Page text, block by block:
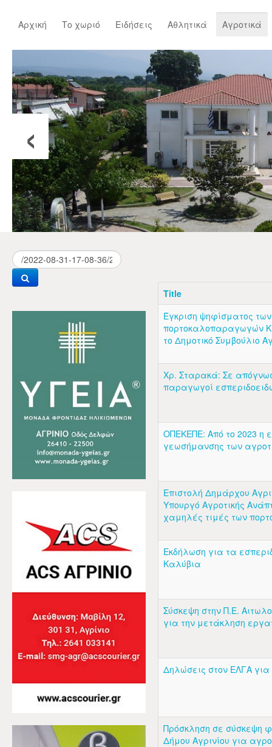
Αρχική Το χωριό Ειδήσεις Αθλητικά Αγροτικά
‹
Title
Έγκριση ψηφίσματος των
πορτοκαλοπαραγωγών
το Δημοτικό Συμβούλιο
Χρ. Σταρακά: Σε
παραγωγοί
ΟΠΕΚΕΠΕ: Από το 2023 η
γεωσήμανσης των
Επιστολή Δημάρχου
Υπουργό Αγροτικής
χαμηλές τιμές των
Εκδήλωση για τα
Καλύβια
Σύσκεψη στην Π.Ε.
για την μετάκληση
Δηλώσεις στον ΕΛΓΑ
Πρόσκληση σε σύσκεψη
Δήμου Αγρινίου για